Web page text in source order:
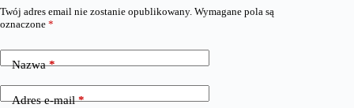
Twój adres email nie zostanie opublikowany. Wymagane pola są
oznaczone *
Nazwa*
Adres e-mail*